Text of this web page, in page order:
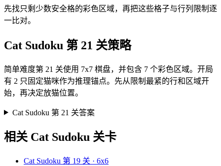
先找只剩少数安全格的彩色区域，再把这些格子与行列限制逐
一比对。
Cat Sudoku 第 21 关策略
简单难度第 21 关使用 7x7 棋盘，并包含 7 个彩色区域。开局
有 2 只固定猫咪作为推理锚点。先从限制最紧的行和区域开
始，再决定放猫位置。
Cat Sudoku 第 21 关答案
相关 Cat Sudoku 关卡
Cat Sudoku 第 19 关 · 6x6